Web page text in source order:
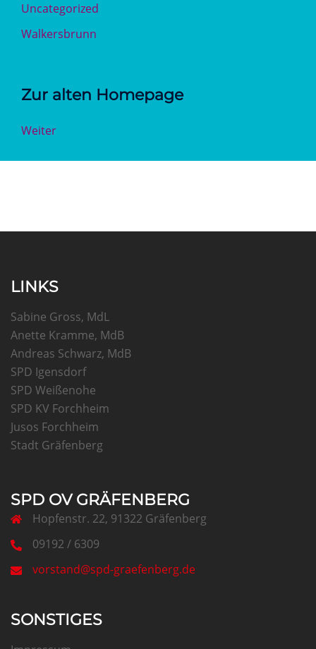
Uncategorized
Walkersbrunn
Zur alten Homepage
Weiter
LINKS
Sabine Gross, MdL
Anette Kramme, MdB
Andreas Schwarz, MdB
SPD Igensdorf
SPD Weißenohe
SPD KV Forchheim
Jusos Forchheim
Stadt Gräfenberg
SPD OV GRÄFENBERG
Hopfenstr. 22, 91322 Gräfenberg
09192 / 6309
vorstand@spd-graefenberg.de
SONSTIGES